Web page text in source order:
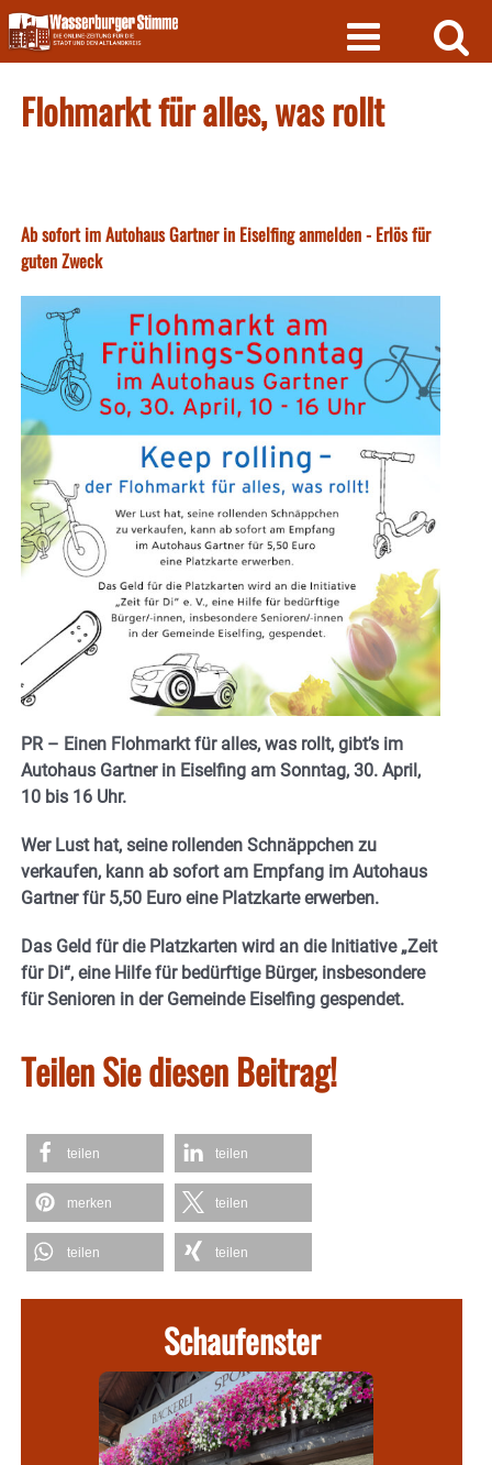
Skip
to
content
Flohmarkt für alles, was rollt
Ab sofort im Autohaus Gartner in Eiselfing anmelden - Erlös für
guten Zweck
PR – Einen Flohmarkt für alles, was rollt, gibt’s im
Autohaus Gartner in Eiselfing am Sonntag, 30. April,
10 bis 16 Uhr.
Wer Lust hat, seine rollenden Schnäppchen zu
verkaufen, kann ab sofort am Empfang im Autohaus
Gartner für 5,50 Euro eine Platzkarte erwerben.
Das Geld für die Platzkarten wird an die Initiative „Zeit
für Di“, eine Hilfe für bedürftige Bürger, insbesondere
für Senioren in der Gemeinde Eiselfing gespendet.
Teilen Sie diesen Beitrag!
teilen teilen
merken teilen
teilen teilen
Schaufenster